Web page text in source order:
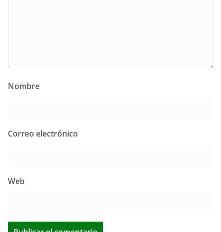
Nombre
Correo electrónico
Web